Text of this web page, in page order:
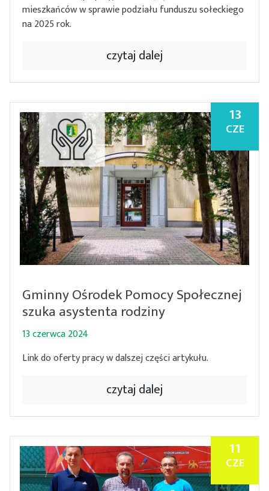
mieszkańców w sprawie podziału funduszu sołeckiego
na 2025 rok.
czytaj dalej
13
CZE
Gminny Ośrodek Pomocy Społecznej
szuka asystenta rodziny
13 czerwca 2024
Link do oferty pracy w dalszej części artykułu.
czytaj dalej
11
CZE